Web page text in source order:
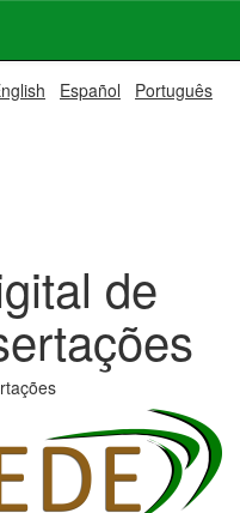
Español Português
de